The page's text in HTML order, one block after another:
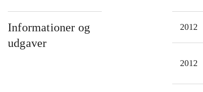
Informationer og
udgaver
2012
2012